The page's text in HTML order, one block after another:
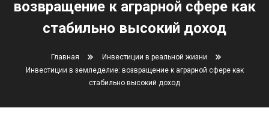
возвращение к аграрной сфере как
стабильно высокий доход
Главная
Инвестиции в реальной жизни
Инвестиции в земледелие: возвращение к аграрной сфере как
стабильно высокий доход